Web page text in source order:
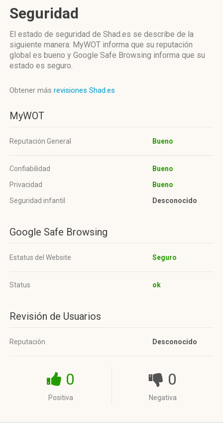
Seguridad
El estado de seguridad de Shad.es se describe de la
siguiente manera: MyWOT informa que su reputación
global es bueno y Google Safe Browsing informa que su
estado es seguro.
Obtener más revisiones Shad.es
MyWOT
Reputación General Bueno
Confiabilidad
Bueno
Privacidad
Bueno
Seguridad infantil
Desconocido
Google Safe Browsing
Estatus del Website Seguro
Status ok
Revisión de Usuarios
Reputación Desconocido
0
Positiva
0
Negativa